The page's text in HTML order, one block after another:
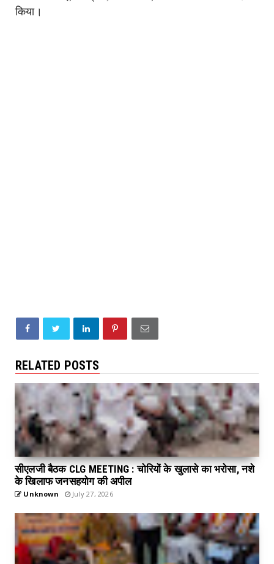
किया।
RELATED POSTS
सीएलजी बैठक CLG MEETING : चोरियों के खुलासे का भरोसा, नशे
के खिलाफ जनसहयोग की अपील
Unknown July 27, 2026